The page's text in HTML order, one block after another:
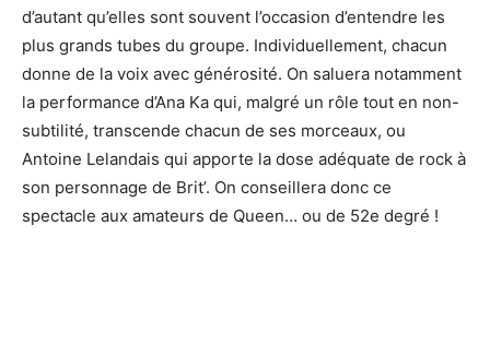
d’autant qu’elles sont souvent l’occasion d’entendre les
plus grands tubes du groupe. Individuellement, chacun
donne de la voix avec générosité. On saluera notamment
la performance d’Ana Ka qui, malgré un rôle tout en non-
subtilité, transcende chacun de ses morceaux, ou
Antoine Lelandais qui apporte la dose adéquate de rock à
son personnage de Brit’. On conseillera donc ce
spectacle aux amateurs de Queen… ou de 52e degré !